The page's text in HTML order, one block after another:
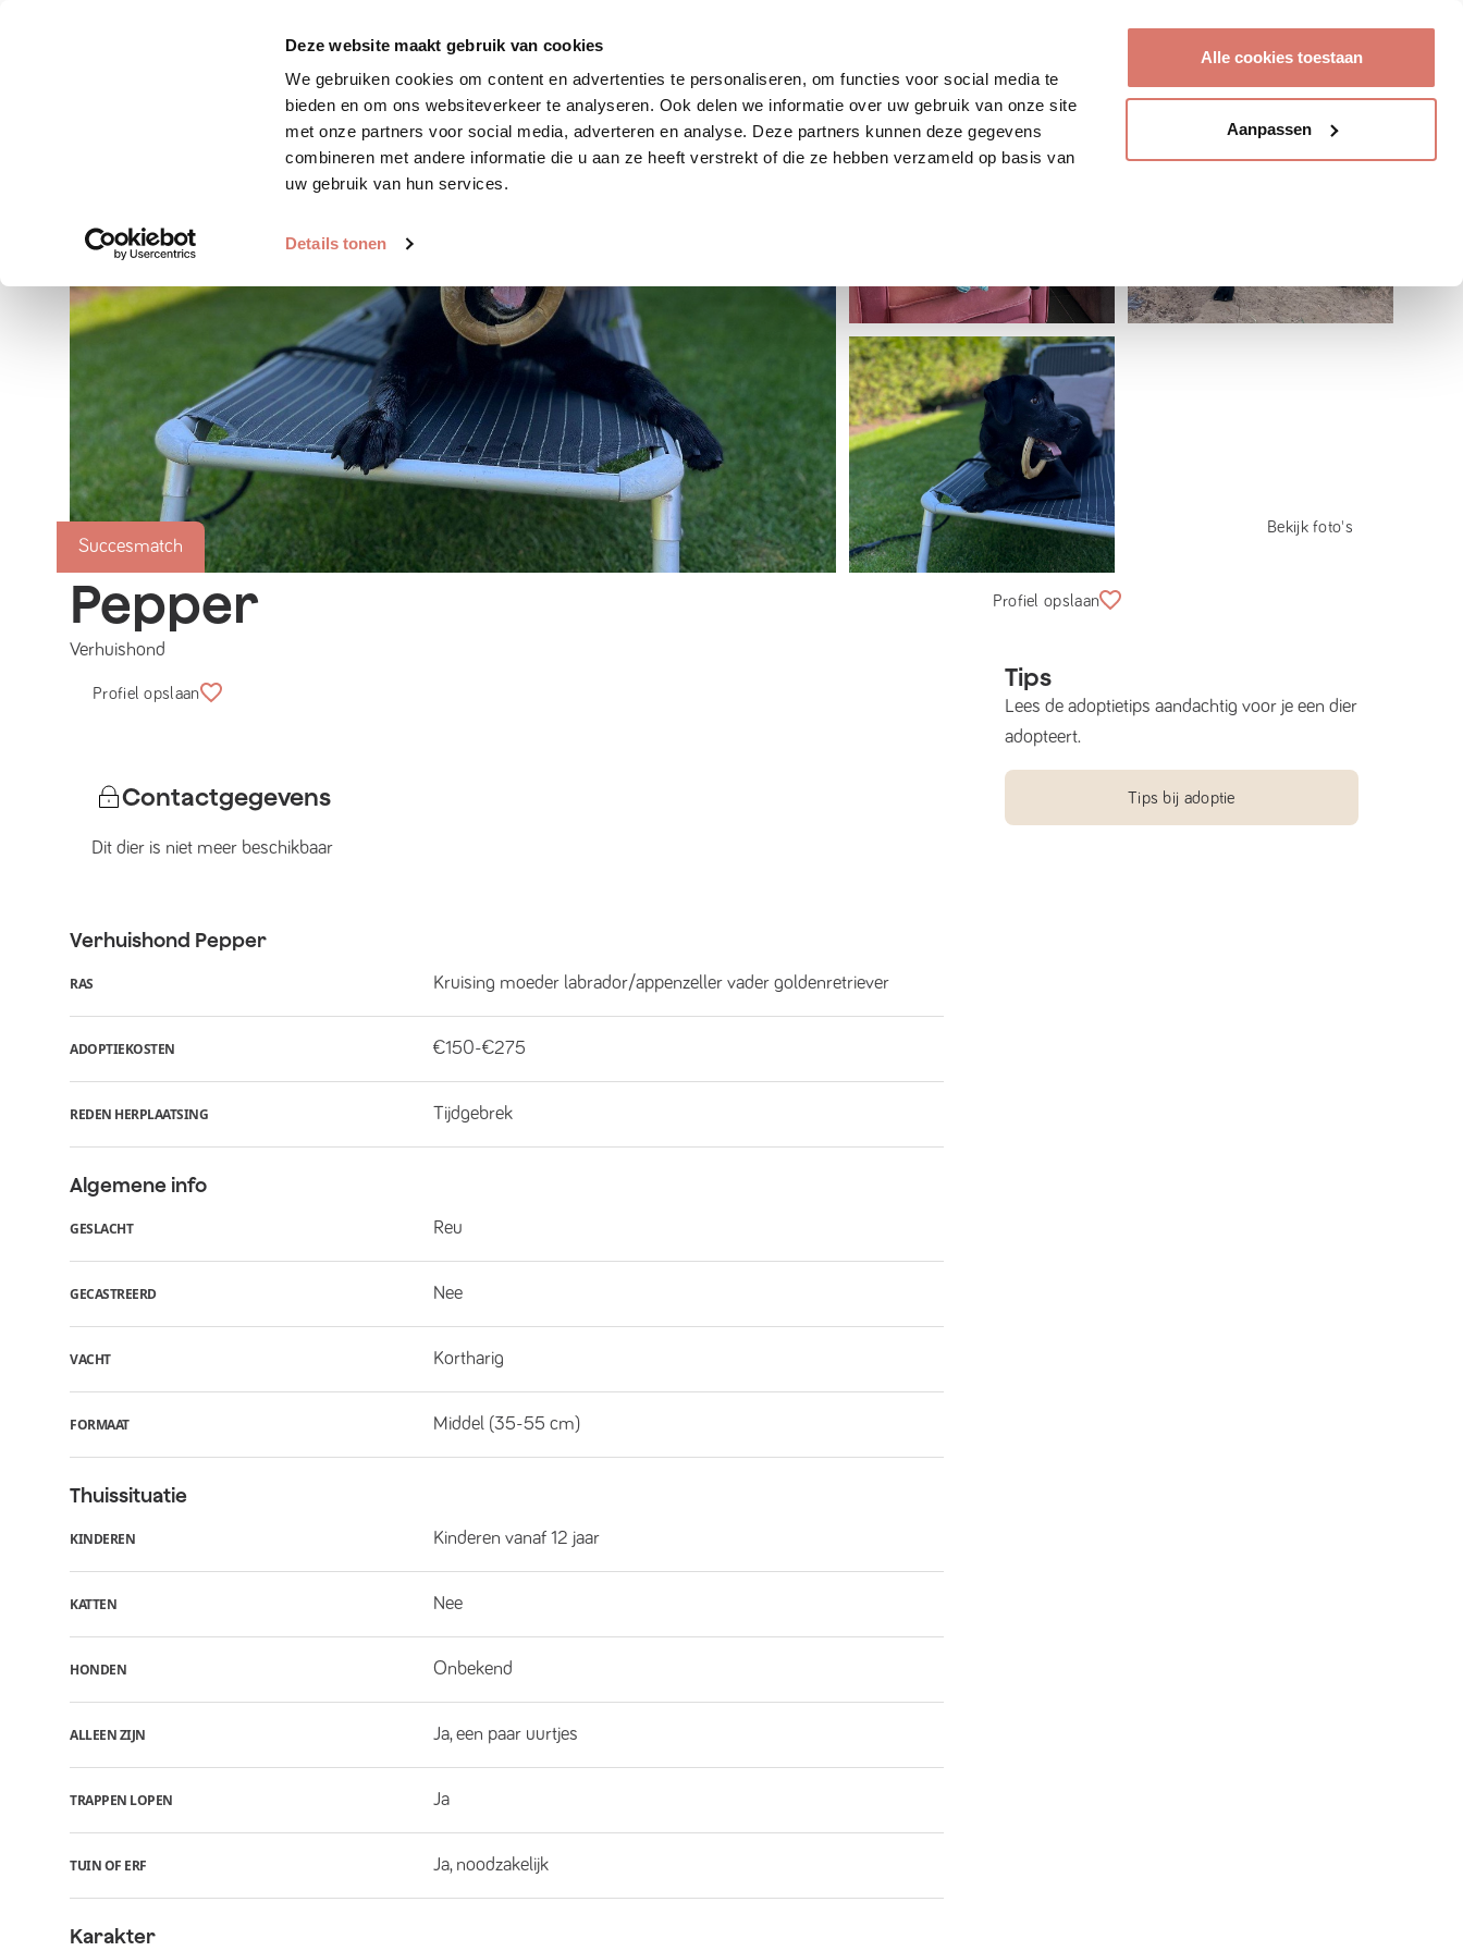
Deze website maakt gebruik van cookies
We gebruiken cookies om content en advertenties te personaliseren, om functies voor social media te
bieden en om ons websiteverkeer te analyseren. Ook delen we informatie over uw gebruik van onze site
met onze partners voor social media, adverteren en analyse. Deze partners kunnen deze gegevens
combineren met andere informatie die u aan ze heeft verstrekt of die ze hebben verzameld op basis van
uw gebruik van hun services.
Details tonen
Alle cookies toestaan
Aanpassen
Zoek huisdier Plaats huisdier Hoe werkt het?
Succesmatch
Bekijk foto's
Pepper
Verhuishond
Profiel opslaan
Contactgegevens
Dit dier is niet meer beschikbaar
Verhuishond Pepper
RAS Kruising moeder labrador/appenzeller vader goldenretriever
ADOPTIEKOSTEN €150-€275
REDEN HERPLAATSING Tijdgebrek
Algemene info
GESLACHT Reu
GECASTREERD Nee
VACHT Kortharig
FORMAAT Middel (35-55 cm)
Thuissituatie
KINDEREN Kinderen vanaf 12 jaar
KATTEN Nee
HONDEN Onbekend
ALLEEN ZIJN Ja, een paar uurtjes
TRAPPEN LOPEN Ja
TUIN OF ERF Ja, noodzakelijk
Karakter
Profiel opslaan
Tips
Lees de adoptietips aandachtig voor je een dier
adopteert.
Tips bij adoptie